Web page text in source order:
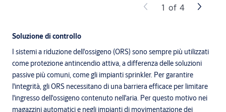
Soluzione di controllo
I sistemi a riduzione dell'ossigeno (ORS) sono sempre più utilizzati
come protezione antincendio attiva, a differenza delle soluzioni
passive più comuni, come gli impianti sprinkler. Per garantire
l'integrità, gli ORS necessitano di una barriera efficace per limitare
l'ingresso dell'ossigeno contenuto nell'aria. Per questo motivo nei
magazzini automatici e negli impianti di movimentazione dei
1 of 4